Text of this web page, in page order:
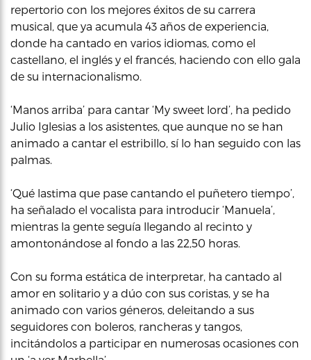
repertorio con los mejores éxitos de su carrera
musical, que ya acumula 43 años de experiencia,
donde ha cantado en varios idiomas, como el
castellano, el inglés y el francés, haciendo con ello gala
de su internacionalismo.
‘Manos arriba’ para cantar ‘My sweet lord’, ha pedido
Julio Iglesias a los asistentes, que aunque no se han
animado a cantar el estribillo, sí lo han seguido con las
palmas.
‘Qué lastima que pase cantando el puñetero tiempo’,
ha señalado el vocalista para introducir ‘Manuela’,
mientras la gente seguía llegando al recinto y
amontonándose al fondo a las 22,50 horas.
Con su forma estática de interpretar, ha cantado al
amor en solitario y a dúo con sus coristas, y se ha
animado con varios géneros, deleitando a sus
seguidores con boleros, rancheras y tangos,
incitándolos a participar en numerosas ocasiones con